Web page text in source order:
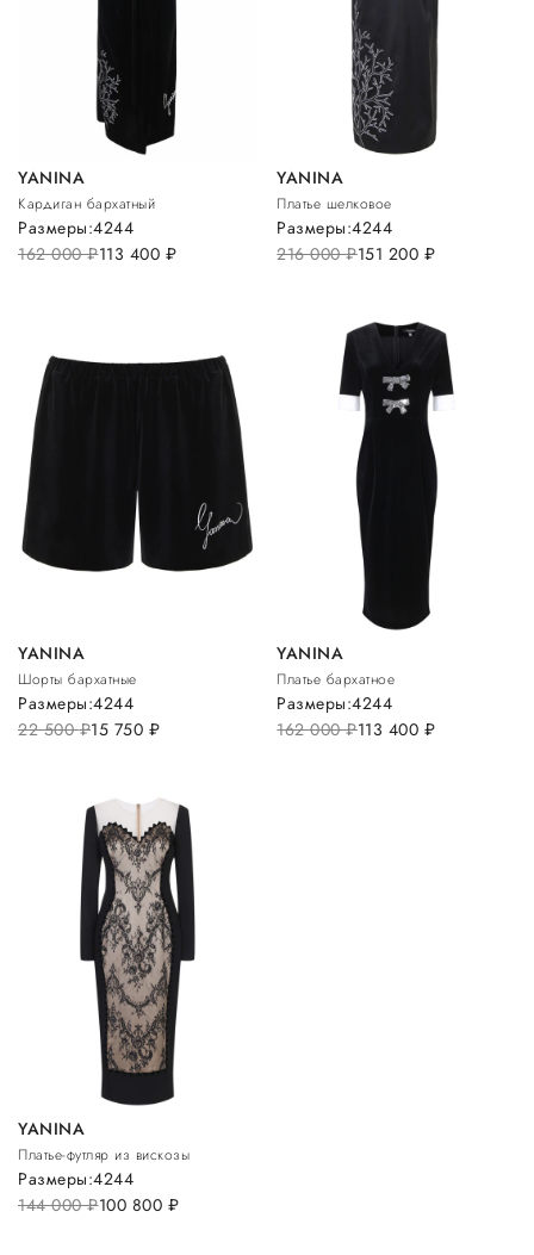
YANINA
Кардиган бархатный
162 000руб.113 400 руб.
Размеры:4244
YANINA
Платье шелковое
216 000руб.151 200 руб.
Размеры:4244
YANINA
Шорты бархатные
22 500руб.15 750 руб.
Размеры:4244
YANINA
Платье бархатное
162 000руб.113 400 руб.
Размеры:4244
YANINA
Платье-футляр из вискозы
144 000руб.100 800 руб.
Размеры:4244